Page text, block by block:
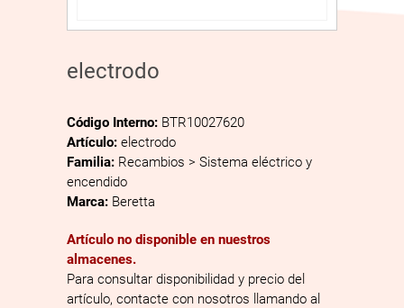
electrodo
Código Interno: BTR10027620
Artículo: electrodo
Familia: Recambios > Sistema eléctrico y
encendido
Marca: Beretta
Artículo no disponible en nuestros
almacenes.
Para consultar disponibilidad y precio del
artículo, contacte con nosotros llamando al